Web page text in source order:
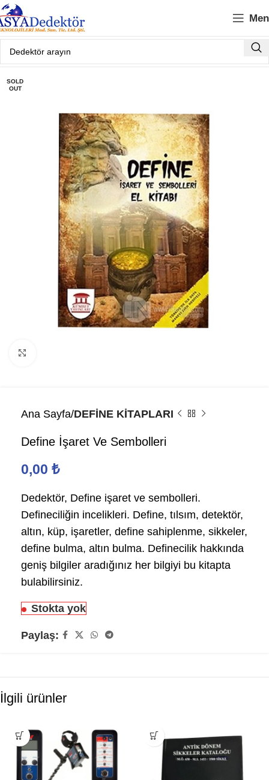
SOLD
OUT
Ana Sayfa DEFİNE KİTAPLARI
Define İşaret Ve Sembolleri
0,00 ₺
Dedektör, Define işaret ve sembolleri.
Defineciliğin incelikleri. Define, tılsım, detektör,
altın, küp, işaretler, define sahiplenme, sikkeler,
define bulma, altın bulma. Definecilik hakkında
geniş bilgiler aradığınız her bilgiyi bu kitapta
bulabilirsiniz.
Stokta yok
Paylaş:
İlgili ürünler